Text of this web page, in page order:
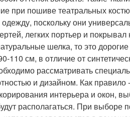
при пошиве театральных
поскольку они
легких портьер и покрывал
шелка, то это
см, в отличие от
рассматривать
и дизайном. Как правило
интерьера и окон,
располагаться. При выборе